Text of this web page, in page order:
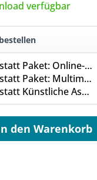
verfügbar
Journalisten Werkstatt Paket: Online-Journalismus
Journalisten Werkstatt Paket: Multimedia 2
Journalisten Werkstatt Künstliche Assistenten
den Warenkorb